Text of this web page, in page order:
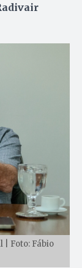
| Foto: Fábio